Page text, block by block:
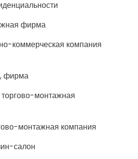
фирма
коммерческая компания
монтажная
монтажная компания
салон